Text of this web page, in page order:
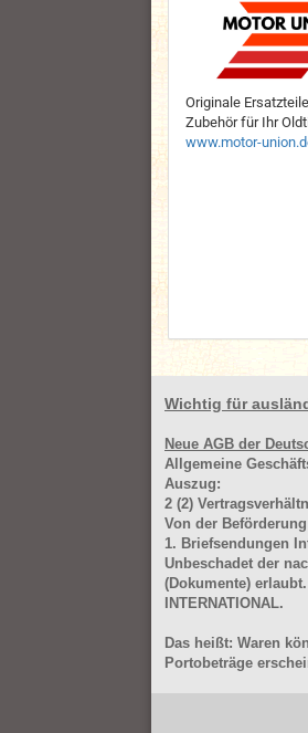
Originale
Zubehör für Ihr
www.motor-
Wichtig für
Neue AGB der
Allgemeine
Auszug:
2 (2)
Von der Beförderung
1. Briefsendungen
Unbeschadet der
(Dokumente)
INTERNATIONAL.
Das heißt: Waren
Portobeträge